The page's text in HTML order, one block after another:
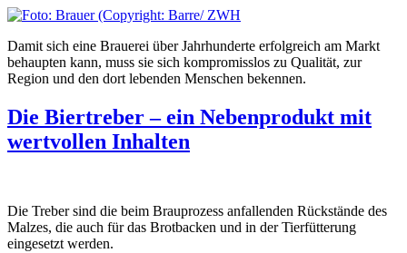
Damit sich eine Brauerei über Jahrhunderte erfolgreich am Markt
behaupten kann, muss sie sich kompromisslos zu Qualität, zur
Region und den dort lebenden Menschen bekennen.
Die Biertreber – ein Nebenprodukt mit
wertvollen Inhalten
Die Treber sind die beim Brauprozess anfallenden Rückstände des
Malzes, die auch für das Brotbacken und in der Tierfütterung
eingesetzt werden.